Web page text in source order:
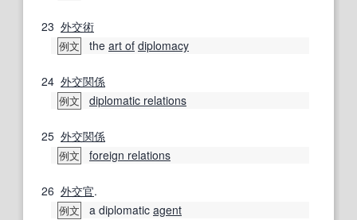
23 外交術
例文 the art of diplomacy
24 外交関係
例文 diplomatic relations
25 外交関係
例文 foreign relations
26 外交官.
例文 a diplomatic agent